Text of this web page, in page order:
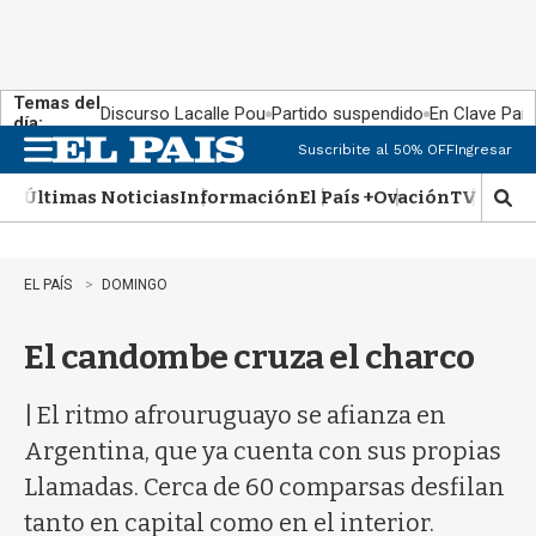
Temas del
día:
Discurso Lacalle Pou Partido suspendido En Clave País
n
u
Suscribite al 50% OFFIngresar
Últimas NoticiasInformaciónEl País +OvaciónTV Show
M
o
e
EL PAÍS DOMINGO
El candombe cruza el charco
| El ritmo afrouruguayo se afianza en
Argentina, que ya cuenta con sus propias
Llamadas. Cerca de 60 comparsas desfilan
tanto en capital como en el interior.